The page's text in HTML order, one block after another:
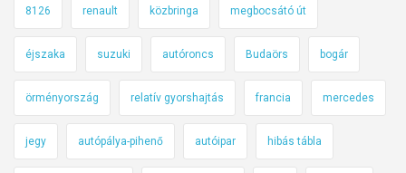
8126 renault közbringa megbocsátó út
éjszaka suzuki autóroncs Budaörs bogár
örményország relatív gyorshajtás francia mercedes
jegy autópálya-pihenő autóipar hibás tábla